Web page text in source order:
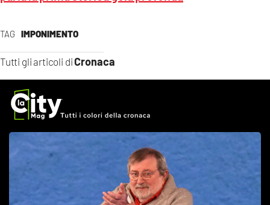
TAG IMPONIMENTO
Tutti gli articoli diCronaca